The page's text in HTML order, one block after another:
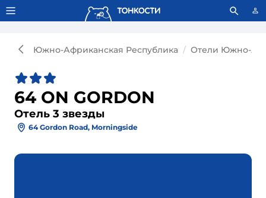
Тонкости используют сookie-файлы. Что это значит?
Южно-Африканская Республика Отели Южно-
64 ON GORDON
Отель 3 звезды
64 Gordon Road, Morningside